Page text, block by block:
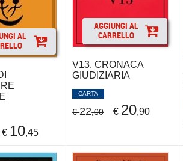
AL
€ 10,45
AGGIUNGI AL
CARRELLO
V13. CRONACA
GIUDIZIARIA
CARTA
€22,00 € 20,90